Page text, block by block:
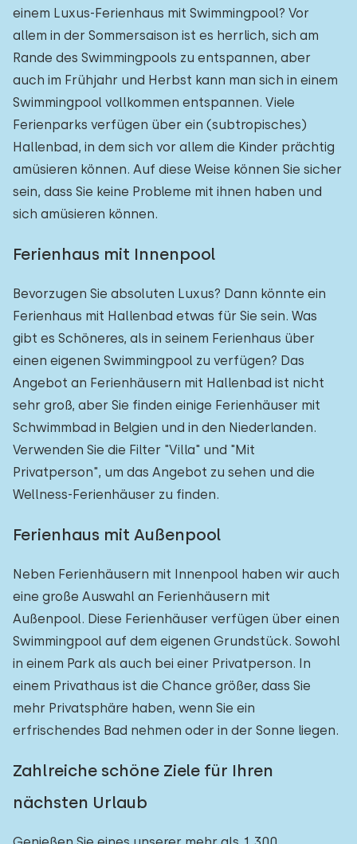
einem Luxus-Ferienhaus mit Swimmingpool? Vor
allem in der Sommersaison ist es herrlich, sich am
Rande des Swimmingpools zu entspannen, aber
auch im Frühjahr und Herbst kann man sich in einem
Swimmingpool vollkommen entspannen. Viele
Ferienparks verfügen über ein (subtropisches)
Hallenbad, in dem sich vor allem die Kinder prächtig
amüsieren können. Auf diese Weise können Sie sicher
sein, dass Sie keine Probleme mit ihnen haben und
sich amüsieren können.
Ferienhaus mit Innenpool
Bevorzugen Sie absoluten Luxus? Dann könnte ein
Ferienhaus mit Hallenbad etwas für Sie sein. Was
gibt es Schöneres, als in seinem Ferienhaus über
einen eigenen Swimmingpool zu verfügen? Das
Angebot an Ferienhäusern mit Hallenbad ist nicht
sehr groß, aber Sie finden einige Ferienhäuser mit
Schwimmbad in Belgien und in den Niederlanden.
Verwenden Sie die Filter "Villa" und "Mit
Privatperson", um das Angebot zu sehen und die
Wellness-Ferienhäuser zu finden.
Ferienhaus mit Außenpool
Neben Ferienhäusern mit Innenpool haben wir auch
eine große Auswahl an Ferienhäusern mit
Außenpool. Diese Ferienhäuser verfügen über einen
Swimmingpool auf dem eigenen Grundstück. Sowohl
in einem Park als auch bei einer Privatperson. In
einem Privathaus ist die Chance größer, dass Sie
mehr Privatsphäre haben, wenn Sie ein
erfrischendes Bad nehmen oder in der Sonne liegen.
Zahlreiche schöne Ziele für Ihren
nächsten Urlaub